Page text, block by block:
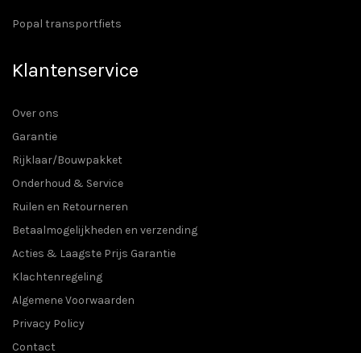
Popal transportfiets
Klantenservice
Over ons
Garantie
Rijklaar/Bouwpakket
Onderhoud & Service
Ruilen en Retourneren
Betaalmogelijkheden en verzending
Acties & Laagste Prijs Garantie
Klachtenregeling
Algemene Voorwaarden
Privacy Policy
Contact